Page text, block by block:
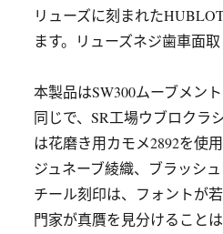
リューズに刻まれた
ます。リューズネジ歯車面
本製品はSW300ムーブメン
同じで、SR工場ウブロクラ
は花磨き用カモメ2892を使
ジュネーブ綾織、ブラッシ
チール刻印は、フォントが
門家が真贋を見分けること